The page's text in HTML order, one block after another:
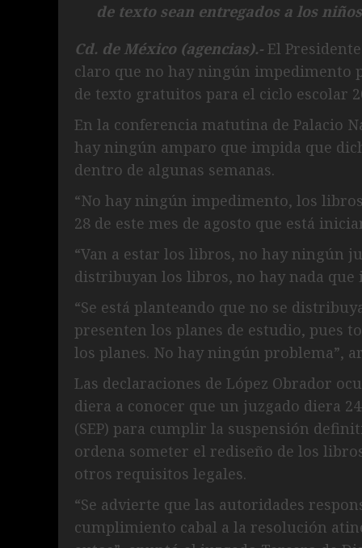
de texto sean entregados a los
Cd. de México (agencias).- El
claro que no hay ningún impedimento
de texto gratuitos para el ciclo escolar
En la conferencia matutina de Palacio
hay ningún amparo que impida que
dentro de algunas semanas.
“No hay ningún impedimento, los
28 de este mes de agosto que está
“Van a estar los libros, no hay ningún
distribuyan los libros, no hay nada que
“Se está planteando que no se
presenten los planes de estudio, pues
los planes. No hay ningún problema”,
Las declaraciones de López Obrador
diera a conocer que un juzgado diera
(SEP) para cumplir la suspensión
ordena someter el rediseño de los
otros requisitos legales.
“Se advierte que las autoridades
cumplimiento cabal a la resolución